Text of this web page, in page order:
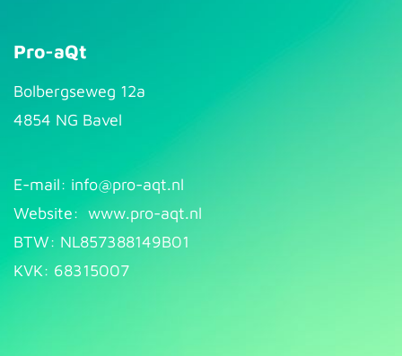
Pro-aQt
Bolbergseweg 12a
4854 NG Bavel
E-mail: info@pr​o-aqt.nl
Website: www.pro-aqt.nl
BTW: NL857388149B01
KVK: 68315007